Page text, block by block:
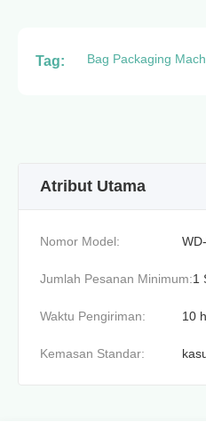
Tag: Bag Packaging
Atribut Utama
Nomor Model:
Jumlah Pesanan Minimum:1
Waktu Pengiriman: 10
Kemasan Standar: